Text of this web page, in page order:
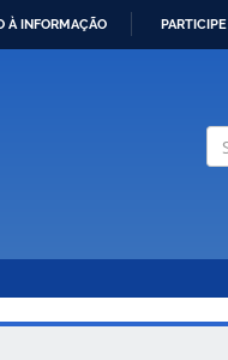
À INFORMAÇÃO PARTICIPE